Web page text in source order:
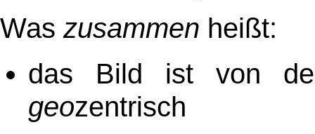
Was zusammen heißt:
das Bild ist von
geozentrisch